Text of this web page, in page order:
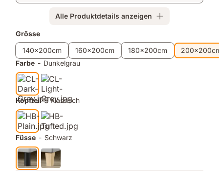
und
Oberfläche.
Alle Produktdetails anzeigen
Zusatzprodukte
Grösse
140x200cm
160x200cm 180x200cm
Farbe - Dunkelgrau
Kopfteil - Klassisch
Füsse - Schwarz